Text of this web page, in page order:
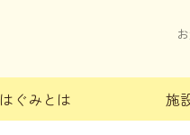
はぐみとは 施